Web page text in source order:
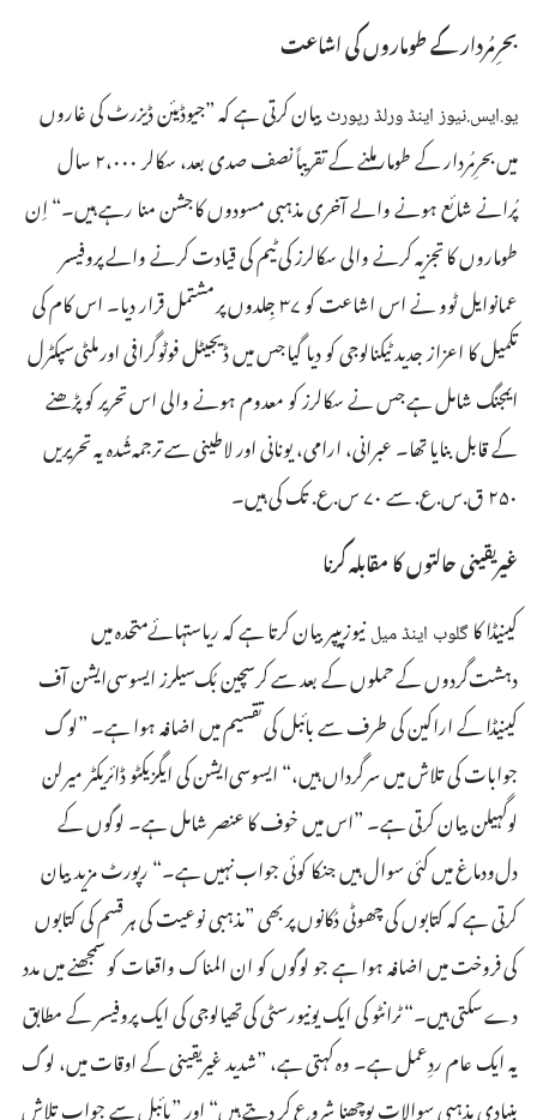
بحرِمُردار کے طوماروں کی اشاعت
یو.‏ایس.‏نیوز اینڈ ورلڈ رپورٹبیان کرتی ہے کہ ”‏جیوڈیئن ڈیزرٹ کی غاروں
میں بحرِمُردار کے طومار ملنے کے تقریباً نصف صدی بعد،‏ سکالر ۰۰۰،‏۲ سال
پُرانے شائع ہونے والے آخری مذہبی مسودوں کا جشن منا رہے ہیں۔‏“‏ اِن
طوماروں کا تجزیہ کرنے والی سکالرز کی ٹیم کی قیادت کرنے والے پروفیسر
عمانوایل ٹوو نے اس اشاعت کو ۳۷ جِلدوں پر مشتمل قرار دیا۔‏ اس کام کی
تکمیل کا اعزاز جدید ٹیکنالوجی کو دیا گیا جس میں ڈیجیٹل فوٹوگرافی اور ملٹی‌سپکٹرل
ایمجنگ شامل ہے جس نے سکالرز کو معدوم ہونے والی اس تحریر کو پڑھنے
کے قابل بنایا تھا۔‏ عبرانی،‏ ارامی،‏ یونانی اور لاطینی سے ترجمہ‌شُدہ یہ تحریریں
۲۵۰ ق.‏س.‏ع.‏ سے ۷۰ س.‏ع.‏ تک کی ہیں۔‏
غیریقینی حالتوں کا مقابلہ کرنا
کینیڈا کاگلوب اینڈ میلنیوزپیپر بیان کرتا ہے کہ ریاستہائےمتحدہ میں
دہشت‌گردوں کے حملوں کے بعد سے کرسچین بُک‌سیلرز ایسوسی‌ایشن آف
کینیڈا کے اراکین کی طرف سے بائبل کی تقسیم میں اضافہ ہوا ہے۔‏ ”‏لوگ
جوابات کی تلاش میں سرگرداں ہیں،‏“‏ ایسوسی‌ایشن کی ایگزیکٹو ڈائریکٹر میرلن
لوگہیلن بیان کرتی ہے۔‏ ”‏اس میں خوف کا عنصر شامل ہے۔‏ لوگوں کے
دل‌ودماغ میں کئی سوال ہیں جنکا کوئی جواب نہیں ہے۔‏“‏ رپورٹ مزید بیان
کرتی ہے کہ کتابوں کی چھوٹی دُکانوں پر بھی ”‏مذہبی نوعیت کی ہر قسم کی کتابوں
کی فروخت میں اضافہ ہوا ہے جو لوگوں کو ان المناک واقعات کو سمجھنے میں مدد
دے سکتی ہیں۔‏“‏ ٹرانٹو کی ایک یونیورسٹی کی تھیالوجی کی ایک پروفیسر کے مطابق
یہ ایک عام ردِعمل ہے۔‏ وہ کہتی ہے،‏ ”‏شدید غیریقینی کے اوقات میں،‏ لوگ
بنیادی مذہبی سوالات پوچھنا شروع کر دیتے ہیں“‏ اور ”‏بائبل سے جواب تلاش